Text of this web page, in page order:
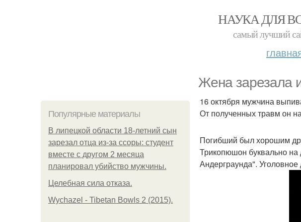
НАУКА ДЛЯ
самый лучший
Жена зарезала
Популярные материалы
В липецкой области 18-летний сын
зарезал отца из-за ссоры: студент
вместе с другом 2 месяца
планировал убийство мужчины.
Целебная сила отказа.
Wychazel - Tibetan Bowls 2 (2015).
16 октября мужчина
От полученных травм он
Погибший был хорошим
Трикопюшон буквально
Андерграунда".